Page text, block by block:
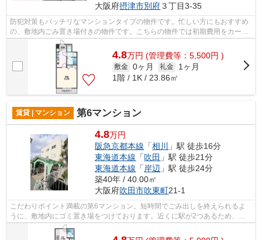
大阪府摂津市別府３丁目3-35
防犯対策もバッチリなマンションタイプの物件です。忙しい方にもおすすめ
の、敷地内ごみ置き場付きの物件です。こちらの物件では初期費用をカード
でお支払いいただけます。安心安全な...
4.8万円 (管理費等：5,500円 )
敷金 0ヶ月 礼金
1ヶ月
1階 / 1K / 23.86㎡
賃貸 | マンション 第6マンション
4.8万円
阪急京都本線 「相川
」駅 徒歩16分
東海道本線 「吹田 」駅 徒歩21分
東海道本線 「岸辺 」駅 徒歩24分
築40年 / 40.00㎡
大阪府吹田市吹東町21-1
こだわりポイント満載の第6マンション。短時間でごみ出しを終えられるよ
うに、敷地内にゴミ置き場をつけております。近くに駅が2つあるため、用
途や行き先に応じて駅を選べる物件です...